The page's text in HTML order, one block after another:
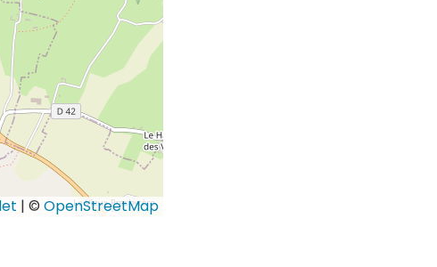
| © OpenStreetMap